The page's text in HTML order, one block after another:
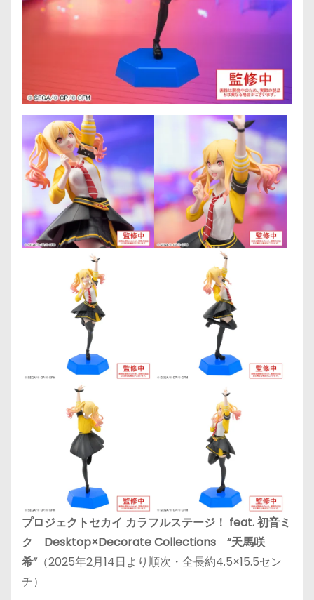
プロジェクトセカイ カラフルステージ！ feat. 初音ミ
ク Desktop×Decorate Collections “天馬咲
希”（2025年2月14日より順次・全長約4.5×15.5セン
チ）